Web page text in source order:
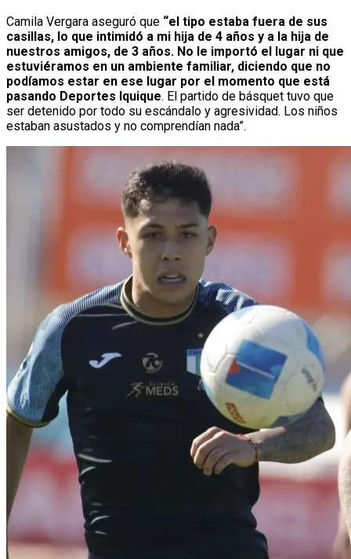
Camila Vergara aseguró que “el tipo estaba fuera de sus
casillas, lo que intimidó a mi hija de 4 años y a la hija de
nuestros amigos, de 3 años. No le importó el lugar ni que
estuviéramos en un ambiente familiar, diciendo que no
podíamos estar en ese lugar por el momento que está
pasando Deportes Iquique. El partido de básquet tuvo que
ser detenido por todo su escándalo y agresividad. Los niños
estaban asustados y no comprendían nada”.